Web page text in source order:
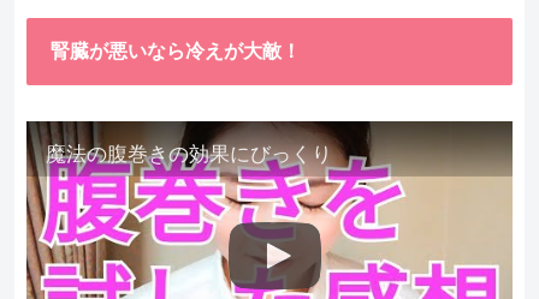
腎臓が悪いなら冷えが大敵！
魔法の腹巻きの効果にびっくり